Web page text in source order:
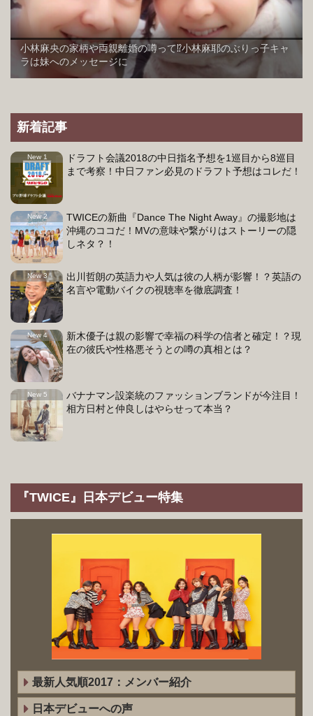
小林麻央の家柄や両親離婚の噂って⁉︎小林麻耶のぶりっ子キャ
ラは妹へのメッセージに
新着記事
ドラフト会議2018の中日指名予想を1巡目から8巡目
まで考察！中日ファン必見のドラフト予想はコレだ！
TWICEの新曲『Dance The Night Away』の撮影地は
沖縄のココだ！MVの意味や繋がりはストーリーの隠
しネタ？！
出川哲朗の英語力や人気は彼の人柄が影響！？英語の
名言や電動バイクの視聴率を徹底調査！
新木優子は親の影響で幸福の科学の信者と確定！？現
在の彼氏や性格悪そうとの噂の真相とは？
バナナマン設楽統のファッションブランドが今注目！
相方日村と仲良しはやらせって本当？
『TWICE』日本デビュー特集
最新人気順2017：メンバー紹介
日本デビューへの声